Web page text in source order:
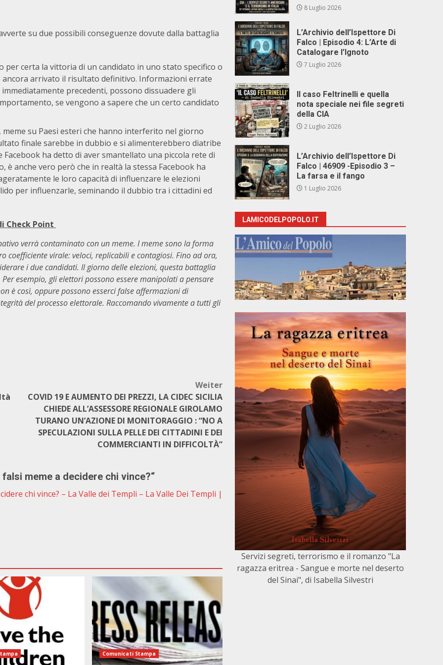
su due possibili conseguenze dovute dalla battaglia
per certa la vittoria di un candidato in uno stato specifico o
arrivato il risultato definitivo. Informazioni errate
precedenti, possono dissuadere gli
se vengono a sapere che un certo candidato
meme su Paesi esteri che hanno interferito nel giorno
finale sarebbe in dubbio e si alimenterebbero diatribe
Facebook ha detto di aver smantellato una piccola rete di
anche vero però che in realtà la stessa Facebook ha
le loro capacità di influenzare le elezioni
per influenzarle, seminando il dubbio tra i cittadini ed
Check Point
verrà contaminato con un meme. I meme sono la forma
virale: veloci, replicabili e contagiosi. Fino ad ora,
i due candidati. Il giorno delle elezioni, questa battaglia
esempio, gli elettori possono essere manipolati a pensare
è così, oppure possono esserci false affermazioni di
del processo elettorale. Raccomando vivamente a tutti gli
Weiter
COVID 19 E AUMENTO DEI PREZZI, LA CIDEC SICILIA
CHIEDE ALL’ASSESSORE REGIONALE GIROLAMO
TURANO UN’AZIONE DI MONITORAGGIO : “NO A
SPECULAZIONI SULLA PELLE DEI CITTADINI E DEI
COMMERCIANTI IN DIFFICOLTÀ”
meme a decidere chi vince?“
chi vince? – La Valle dei Templi – La Valle Dei Templi |
Comunicati Stampa
8 Luglio 2026
L’Archivio dell’Ispettore Di
Falco | Episodio 4: L’Arte di
Catalogare l’Ignoto
7 Luglio 2026
Il caso Feltrinelli e quella
nota speciale nei file segreti
della CIA
2 Luglio 2026
L’Archivio dell’Ispettore Di
Falco | 46909 -Episodio 3 –
La farsa e il fango
1 Luglio 2026
LAMICODELPOPOLO.IT
Servizi segreti, terrorismo e il romanzo "La
ragazza eritrea - Sangue e morte nel deserto
del Sinai", di Isabella Silvestri